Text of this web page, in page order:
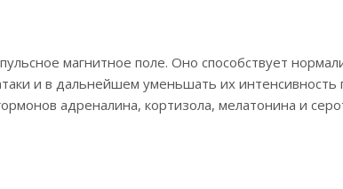
магнитное поле. Оно способствует
и в дальнейшем уменьшать их интенсивность
адреналина, кортизола, мелатонина и